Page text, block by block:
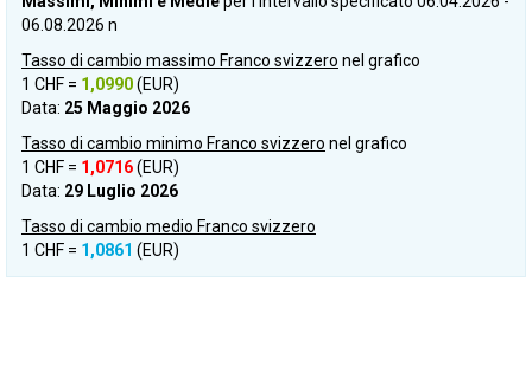
06.08.2026 n
Tasso di cambio massimo Franco svizzero nel grafico
1 CHF = 1,0990(EUR)
Data: 25 Maggio 2026
Tasso di cambio minimo Franco svizzero nel grafico
1 CHF = 1,0716(EUR)
Data: 29 Luglio 2026
Tasso di cambio medio Franco svizzero
1 CHF = 1,0861 (EUR)